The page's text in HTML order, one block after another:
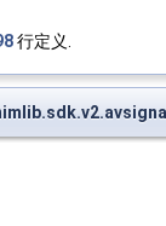
行定义.